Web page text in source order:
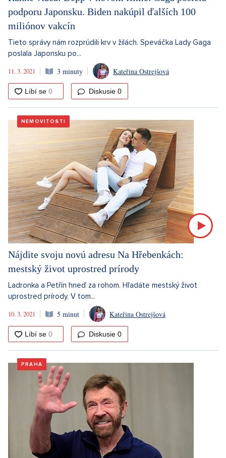
podporu Japonsku. Biden nakúpil ďalších 100
miliónov vakcín
Tieto správy nám rozprúdili krv v žilách. Speváčka Lady Gaga
poslala Japonsku po...
11. 3. 2021
3 minuty Kateřina Ostrejšová
Diskusie 0
NEMOVITOSTI
Nájdite svoju novú adresu Na Hřebenkách:
mestský život uprostred prírody
Ladronka a Petřín hneď za rohom. Hľadáte mestský život
uprostred prírody. V tom...
10. 3. 2021
5 minut Kateřina Ostrejšová
Diskusie 0
PRAHA